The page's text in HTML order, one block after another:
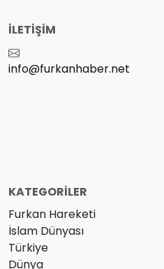
İLETIŞIM
info@furkanhaber.net
KATEGORILER
Furkan Hareketi
İslam Dünyası
Türkiye
Dünya